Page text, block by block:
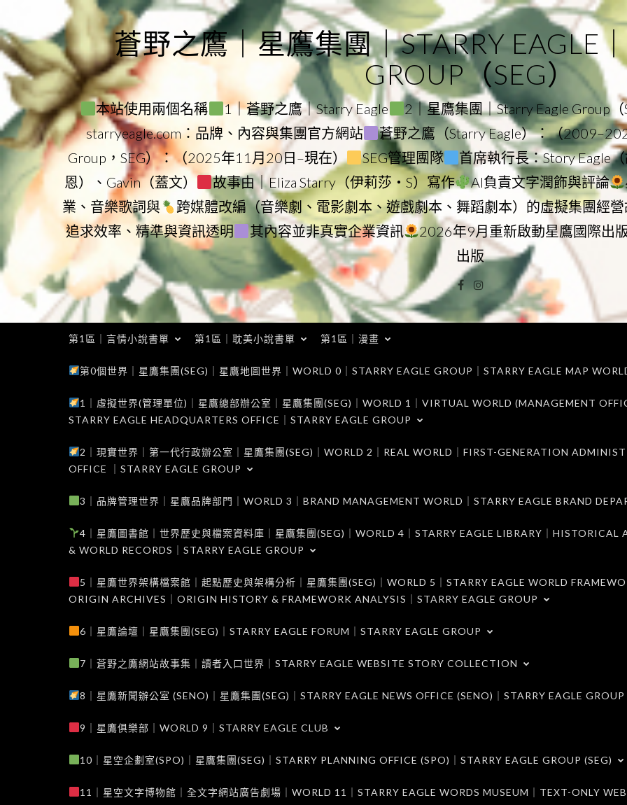
to
content
蒼野之鷹｜星鷹集團｜STARRY EAGLE
GROUP（SEG）
本站使用兩個名稱 1｜蒼野之鷹｜Starry Eagle
2｜星鷹集團｜Starry Eagle Group（
starryeagle.com：品牌、內容與集團官方網站
蒼野之鷹（Starry Eagle）：（
Group，SEG）：（2025年11月20日–現在）
SEG管理團隊
首席執行長：Story Eagle
恩）、Gavin（蓋文）
故事由｜Eliza Starry（伊莉莎・S）寫作 AI負責文字潤飾與評論
業、音樂歌詞與
跨媒體改編（音樂劇、電影劇本、遊戲劇本、舞蹈劇本）的虛擬集團經
追求效率、精準與資訊透明
其內容並非真實企業資訊
2026年9月重新啟動星鷹國際出
出版
Facebook
Instagram
第1區｜言情小說書單 第1區｜耽美小說書單 第1區｜漫畫
第0個世界｜星鷹集團(SEG)｜星鷹地圖世界｜WORLD 0｜STARRY EAGLE GROUP｜STARRY EAGLE MAP
1｜虛擬世界(管理單位)｜星鷹總部辦公室｜星鷹集團(SEG)｜WORLD 1｜VIRTUAL WORLD (MANAGEMENT
STARRY EAGLE HEADQUARTERS OFFICE｜STARRY EAGLE GROUP
2｜現實世界｜第一代行政辦公室｜星鷹集團(SEG)｜WORLD 2｜REAL WORLD｜FIRST-GENERATION
OFFICE ｜STARRY EAGLE GROUP
3｜品牌管理世界｜星鷹品牌部門｜WORLD 3｜BRAND MANAGEMENT WORLD｜STARRY EAGLE BRAND
4｜星鷹圖書館｜世界歷史與檔案資料庫｜星鷹集團(SEG)｜WORLD 4｜STARRY EAGLE LIBRARY｜HISTORICAL
& WORLD RECORDS｜STARRY EAGLE GROUP
5｜星鷹世界架構檔案館｜起點歷史與架構分析｜星鷹集團(SEG)｜WORLD 5｜STARRY EAGLE WORLD
ORIGIN ARCHIVES｜ORIGIN HISTORY & FRAMEWORK ANALYSIS｜STARRY EAGLE GROUP
6｜星鷹論壇｜星鷹集團(SEG)｜STARRY EAGLE FORUM｜STARRY EAGLE GROUP
7｜蒼野之鷹網站故事集｜讀者入口世界｜STARRY EAGLE WEBSITE STORY COLLECTION
8｜星鷹新聞辦公室 (SENO)｜星鷹集團(SEG)｜STARRY EAGLE NEWS OFFICE (SENO)｜STARRY EAGLE GROUP
9｜星鷹俱樂部｜WORLD 9｜STARRY EAGLE CLUB
10｜星空企劃室(SPO)｜星鷹集團(SEG)｜STARRY PLANNING OFFICE (SPO)｜STARRY EAGLE GROUP (SEG)
11｜星空文字博物館｜全文字網站廣告劇場｜WORLD 11｜STARRY EAGLE WORDS MUSEUM｜TEXT-ONLY